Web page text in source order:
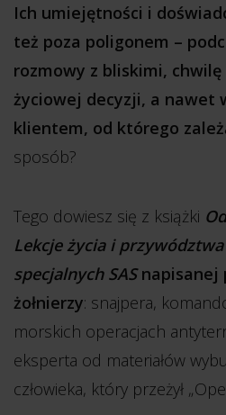
Ich umiejętności i
też poza poligonem –
rozmowy z bliskimi,
życiowej decyzji, a nawet
klientem, od którego
sposób?
Tego dowiesz się z książki
Lekcje życia i przywództwa
specjalnych SASnapisanej
żołnierzy: snajpera,
morskich operacjach
eksperta od materiałów
człowieka, który przeżył